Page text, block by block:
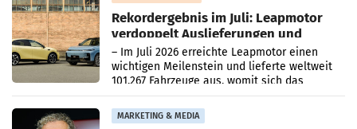
Rekordergebnis im Juli: Leapmotor
verdoppelt Auslieferungen und
überschreitet die 100.000er-Marke
– Im Juli 2026 erreichte Leapmotor einen
wichtigen Meilenstein und lieferte weltweit
101.267 Fahrzeuge aus, womit sich das
Ergebnis gegenüber Juli 2025 mehr als
verdoppelte (+102
MARKETING & MEDIA